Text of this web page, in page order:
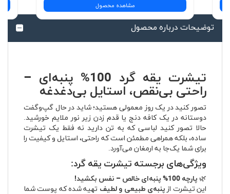
مشاهده محصول
توضیحات درباره محصول
تیشرت یقه گرد 100% پنبه‌ای –
راحتی بی‌نقص، استایل بی‌دغدغه
تصور کنید در یک روز معمولی هستید؛ شاید در حال گپ‌وگفت
دوستانه در یک کافه دنج یا قدم زدن زیر نور ملایم خورشید.
حالا تصور کنید لباسی که به تن دارید نه فقط یک تیشرت
ساده، بلکه همراهی مطمئن است که راحتی، استایل و کیفیت را
برای شما یک‌جا به ارمغان می‌آورد.
ویژگی‌های برجسته تیشرت یقه گرد:
🌿 پارچه 100% پنبه‌ای خالص – نفس بکشید!
این تیشرت از پنبه‌ی طبیعی و لطیف تهیه شده که پوست شما